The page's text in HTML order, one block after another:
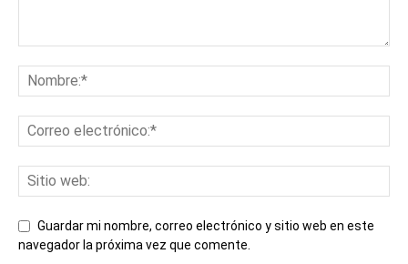
Guardar mi nombre, correo electrónico y sitio web en este
navegador la próxima vez que comente.